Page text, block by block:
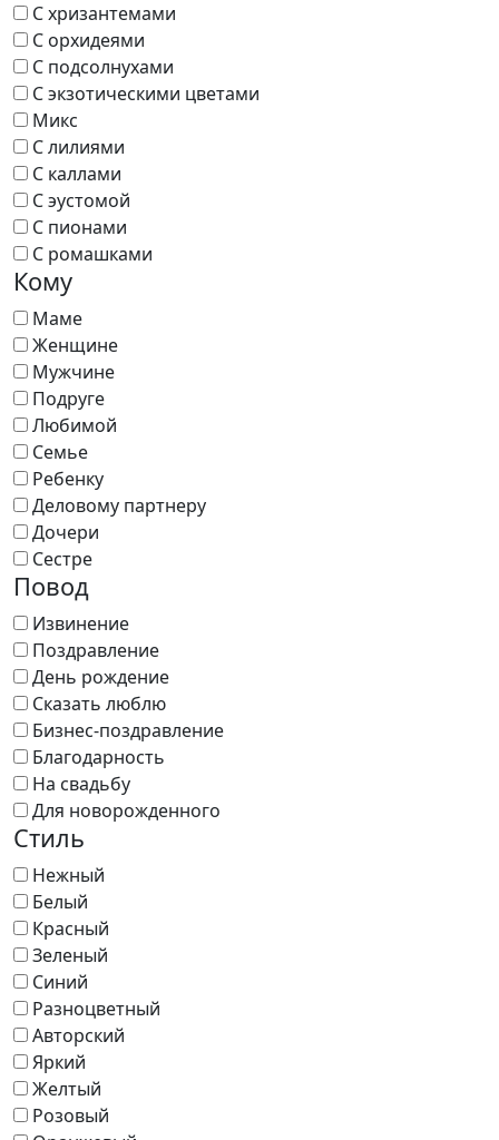
С хризантемами
С орхидеями
С подсолнухами
С экзотическими цветами
Микс
С лилиями
С каллами
С эустомой
С пионами
С ромашками
Кому
Маме
Женщине
Мужчине
Подруге
Любимой
Семье
Ребенку
Деловому партнеру
Дочери
Сестре
Повод
Извинение
Поздравление
День рождение
Сказать люблю
Бизнес-поздравление
Благодарность
На свадьбу
Для новорожденного
Стиль
Нежный
Белый
Красный
Зеленый
Синий
Разноцветный
Авторский
Яркий
Желтый
Розовый